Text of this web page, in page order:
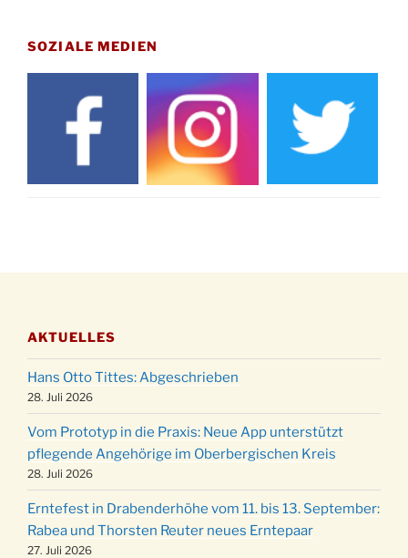
Drabenderhöhe um 11:15 Uhr
21.11.
Basar im Ev. Gemeindehaus von 14-16:30 Uhr
Katharinenball des Honterus Chors im
Stadtteilhaus um 19:00 Uhr
Kinderbibeltag im Ev. Gemeindehaus von 10-
12 Uhr
Stadtteilhaus um 19:00 Uhr
11.12.
Puer-Natus weihnachtliches Brauchtum am
Robert-Gassner-Hof um 17:00 Uhr
19.12.
Kinderbibeltag im Ev. Gemeindehaus von 10-
12 Uhr
20.12.
Weihnachts-Konzert des Honterus Chors in
der Kirche um 17:00 Uhr
24.12.
Familiengottesdienst mit Krippenspiel im Ev.
Gemeindehaus um 15:00 Uhr
24.12. Familiengottesdienst in der FeG um 16 Uhr
SOZIALE MEDIEN
AKTUELLES
Hans Otto Tittes: Abgeschrieben
28. Juli 2026
Vom Prototyp in die Praxis: Neue App unterstützt
pflegende Angehörige im Oberbergischen Kreis
28. Juli 2026
Erntefest in Drabenderhöhe vom 11. bis 13. September:
Rabea und Thorsten Reuter neues Erntepaar
27. Juli 2026